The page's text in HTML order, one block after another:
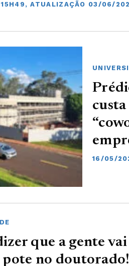
ATUALIZAÇÃO 03/06/
16/05/
que a gente
no